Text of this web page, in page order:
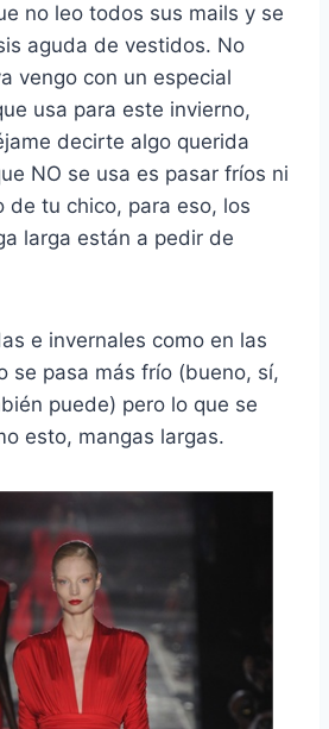
no leo todos sus mails y se
aguda de vestidos. No
vengo con un especial
usa para este invierno,
decirte algo querida
NO se usa es pasar fríos ni
de tu chico, para eso, los
larga están a pedir de
e invernales como en las
se pasa más frío (bueno, sí,
puede) pero lo que se
esto, mangas largas.